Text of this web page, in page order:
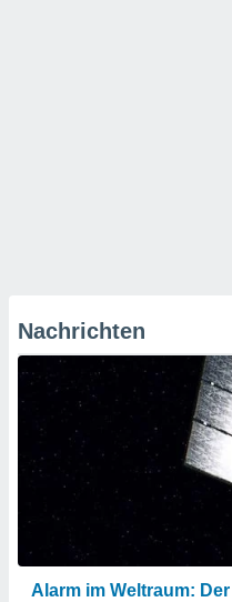
Nachrichten
Alarm im Weltraum: